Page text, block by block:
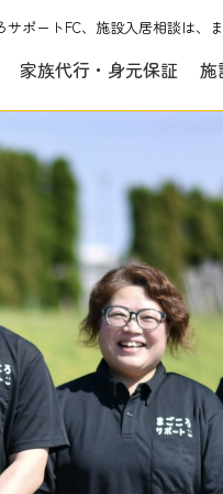
家族代行・身元保証 施
ポートFC、施設入居相談は、